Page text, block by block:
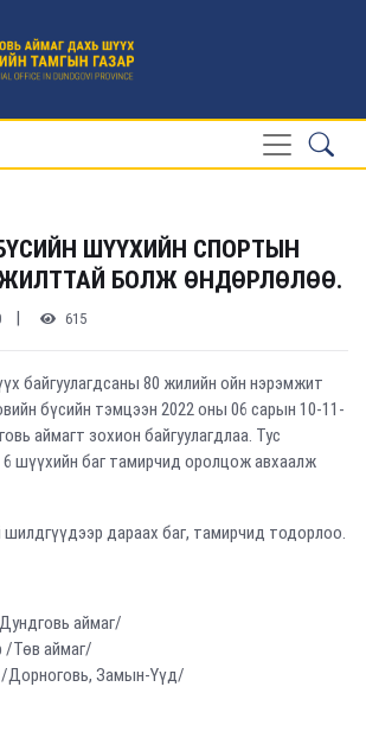
ШҮҮХИЙН СПОРТЫН
БОЛЖ ӨНДӨРЛӨЛӨӨ.
| 615
байгуулагдсаны 80 жилийн ойн нэрэмжит
бүсийн тэмцээн 2022 оны 06 сарын 10-11-
аймагт зохион байгуулагдлаа. Тус
шүүхийн баг тамирчид оролцож авхаалж
дараах баг, тамирчид тодорлоо.
аймаг/
/Төв аймаг/
Дорноговь, Замын-Үүд/